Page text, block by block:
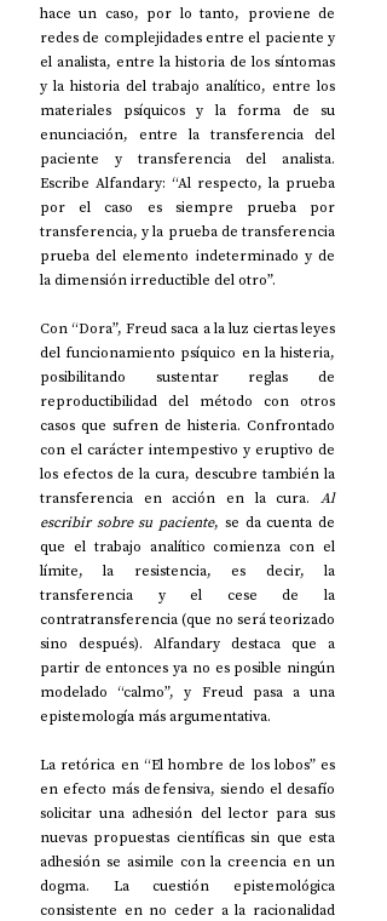
hace un caso, por lo tanto, proviene de
redes de complejidades entre el paciente y
el analista, entre la historia de los síntomas
y la historia del trabajo analítico, entre los
materiales psíquicos y la forma de su
enunciación, entre la transferencia del
paciente y transferencia del analista.
Escribe Alfandary: “Al respecto, la prueba
por el caso es siempre prueba por
transferencia, y la prueba de transferencia
prueba del elemento indeterminado y de
la dimensión irreductible del otro”.
Con “Dora”, Freud saca a la luz ciertas leyes
del funcionamiento psíquico en la histeria,
posibilitando sustentar reglas de
reproductibilidad del método con otros
casos que sufren de histeria. Confrontado
con el carácter intempestivo y eruptivo de
los efectos de la cura, descubre también la
transferencia en acción en la cura. Al
escribir sobre su paciente, se da cuenta de
que el trabajo analítico comienza con el
límite, la resistencia, es decir, la
transferencia y el cese de la
contratransferencia (que no será teorizado
sino después). Alfandary destaca que a
partir de entonces ya no es posible ningún
modelado “calmo”, y Freud pasa a una
epistemología más argumentativa.
La retórica en “El hombre de los lobos” es
en efecto más defensiva, siendo el desafío
solicitar una adhesión del lector para sus
nuevas propuestas científicas sin que esta
adhesión se asimile con la creencia en un
dogma. La cuestión epistemológica
consistente en no ceder a la racionalidad